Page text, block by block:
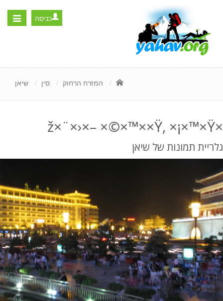
Toggle
כניסה
המזרח הרחוק סין שיאן
×ž×¨×›×– ×©×™××Ÿ, ×¡×™×Ÿ
גלריית תמונות של שיאן